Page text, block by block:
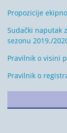
Propozicije
Sudački naputak
sezonu 2019./
Pravilnik o visini
Pravilnik o